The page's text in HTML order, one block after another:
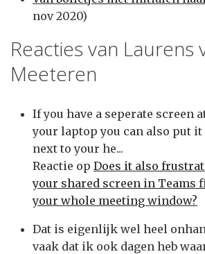
nov 2020)
Reacties van Laurens
Meeteren
If you have a seperate screen
your laptop you can also put
next to your he...
Reactie op Does it also
your shared screen in Teams
your whole meeting window?
Dat is eigenlijk wel heel
vaak dat ik ook dagen heb